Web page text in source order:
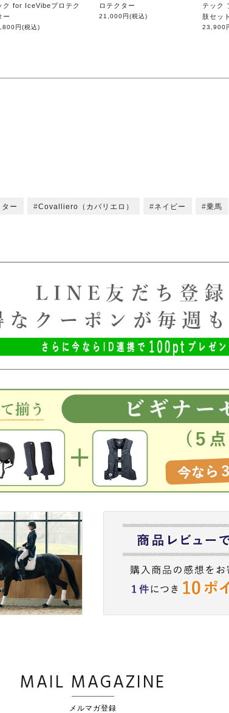
ク for IceVibeプロテク
ー
円(税込)
ロテクター
21,000円(税込)
テック
肢セッ
23,900
ー Covalliero（カバリエロ） ネイビー 乗馬
MAIL MAGAZINE
メルマガ登録